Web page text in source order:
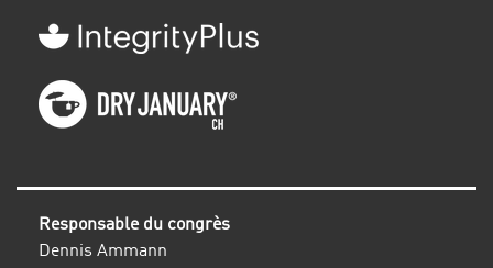
Responsable du congrès
Dennis Ammann